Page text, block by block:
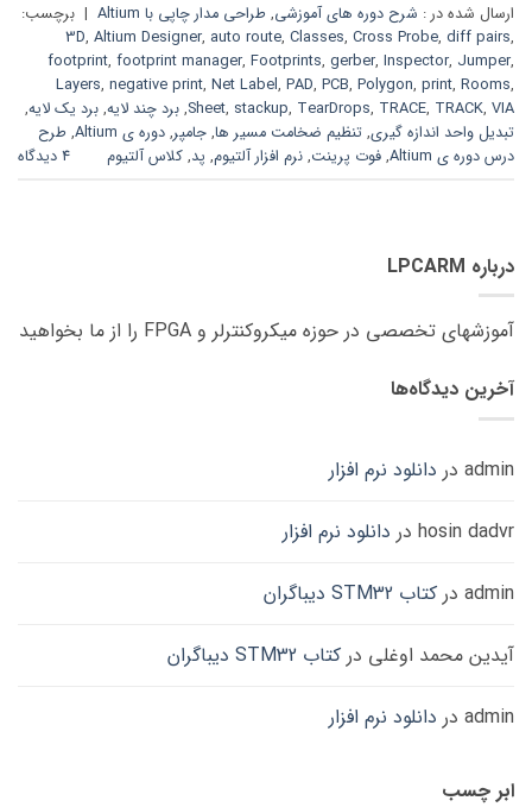
ارسال شده در : شرح دوره های آموزشی, طراحی مدار چاپی با Altium | برچسب:
3D, Altium Designer, auto route, Classes, Cross Probe, diff pairs,
footprint, footprint manager, Footprints, gerber, Inspector, Jumper,
Layers, negative print, Net Label, PAD, PCB, Polygon, print, Rooms,
Sheet, stackup, TearDrops, TRACE, TRACK, VIA
, برد چند لایه, برد یک لایه,
تبدیل واحد اندازه گیری, تنظیم ضخامت مسیر ها, جامپر, دوره ی Altium , طرح
درس دوره ی Altium
, فوت پرینت, نرم افزار آلتیوم, پد, کلاس آلتیوم 4 دیدگاه
درباره LPCARM
آموزشهای تخصصی در حوزه میکروکنترلر و FPGA را از ما بخواهید
آخرین دیدگاه‌ها
admin در دانلود نرم افزار
hosin dadvr در دانلود نرم افزار
admin در کتاب STM32 دیباگران
آیدین محمد اوغلی در کتاب STM32 دیباگران
admin در دانلود نرم افزار
ابر چسب